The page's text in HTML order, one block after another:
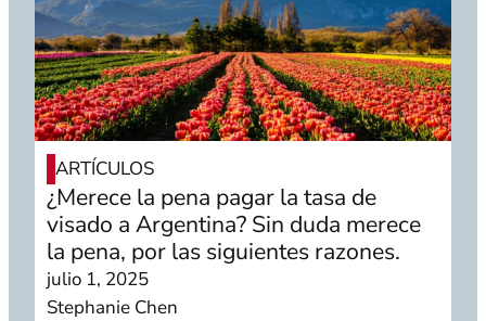
ARTÍCULOS
¿Merece la pena pagar la tasa de
visado a Argentina? Sin duda merece
la pena, por las siguientes razones.
julio 1, 2025
Stephanie Chen